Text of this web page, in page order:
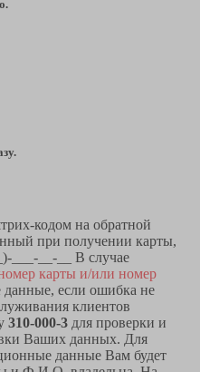
кодом на обратной
при получении карты,
___-__-__ В случае
карты и/или номер
данные, если ошибка не
клиентов
310-000-3 для проверки и
Ваших данных. Для
данные Вам будет